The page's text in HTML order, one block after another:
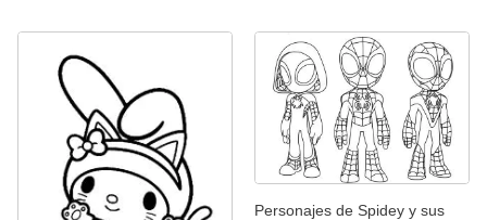
Personajes de Spidey y sus